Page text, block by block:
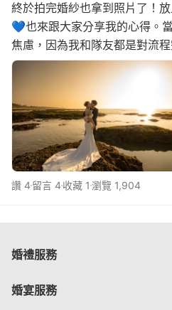
終於拍完婚紗也拿到照片了！
💙也來跟大家分享我的心得。
焦慮，因為我和隊友都是對流
挑風格，超怕拍出很尷尬的婚
讚 4 留言 4 收藏 1 瀏覽 1,904
婚禮服務
婚宴服務